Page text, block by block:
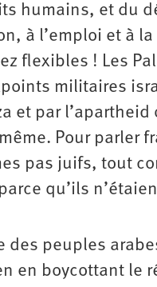
humains, et du
à l’emploi et à
flexibles ! Les
militaires
et par
Pour parler
pas juifs, tout
qu’ils
des peuples
en boycottant le